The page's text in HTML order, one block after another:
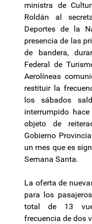
ministra de
Roldán al
Deportes de la
presencia de las
de bandera,
Federal de
Aerolíneas
restituir la
los sábados
interrumpido
objeto de
Gobierno
un mes que es
Semana Santa.
La oferta de
para los
total de 13
frecuencia de dos